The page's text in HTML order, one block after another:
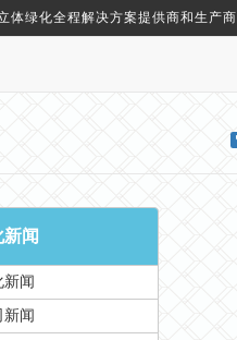
绿化全程解决方案提供商和生产商
闻
新闻
新闻